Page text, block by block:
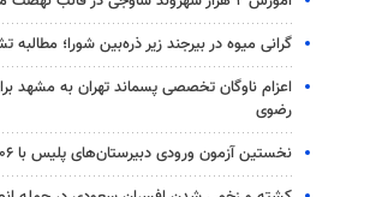
گرانی میوه در بیرجند زیر ذره‌بین شورا؛
اعزام ناوگان تخصصی پسماند تهران به مشهد
رضوی
نخستین آزمون ورودی دبیرستان‌های پلیس با ۹۰۶ داوطلب برگزار شد